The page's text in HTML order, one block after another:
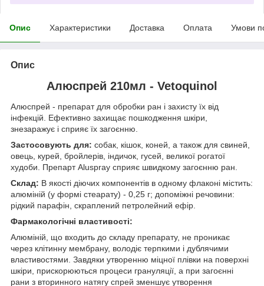
Опис Характеристики Доставка Оплата Умови
Опис
Алюспрей 210мл - Vetoquinol
Алюспрей - препарат для обробки ран і захисту їх від
інфекцій. Ефективно захищає пошкодження шкіри,
знезаражує і сприяє їх загоєнню.
Застосовують для: собак, кішок, коней, а також для свиней,
овець, курей, бройлерів, індичок, гусей, великої рогатої
худоби. Препарт Aluspray сприяє швидкому загоєнню ран.
Склад: В якості діючих компонентів в одному флаконі містить:
алюміній (у формі стеарату) - 0,25 г; допоміжні речовини:
рідкий парафін, скраплений петролейний ефір.
Фармакологічні властивості:
Алюміній, що входить до складу препарату, не проникає
через клітинну мембрану, володіє терпкими і дублячими
властивостями. Завдяки утворенню міцної плівки на поверхні
шкіри, прискорюються процеси грануляції, а при загоєнні
рани з вторинного натягу спрей зменшує утворення